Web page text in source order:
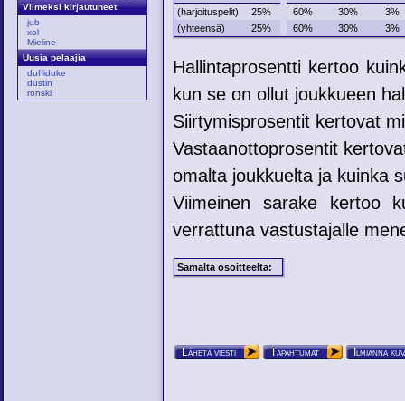
Viimeksi kirjautuneet
jub
xol
Mieline
Uusia pelaajia
duffiduke
dustin
ronski
(harjoituspelit) 25% 60% 30%
3%
(yhteensä)
25% 60% 30% 3%
Hallintaprosentti kertoo
kun se on ollut joukkueen
Siirtymisprosentit kertovat
Vastaanottoprosentit
omalta joukkuelta ja kuinka
Viimeinen sarake kertoo
verrattuna vastustajalle
Samalta osoitteelta:
Lähetä viesti Tapahtumat Ilmianna